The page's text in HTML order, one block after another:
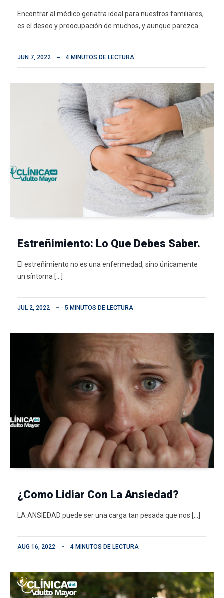
Encontrar al médico geriatra ideal para nuestros familiares,
es el deseo y preocupación de muchos, y aunque parezca…
JUN 7, 2022 4 MINUTOS DE LECTURA
Estreñimiento: Lo Que Debes Saber.
El estreñimiento no es una enfermedad, sino únicamente
un síntoma […]
JUL 2, 2022 5 MINUTOS DE LECTURA
¿Como Lidiar Con La Ansiedad?
LA ANSIEDAD puede ser una carga tan pesada que nos […]
AUG 16, 2022 4 MINUTOS DE LECTURA